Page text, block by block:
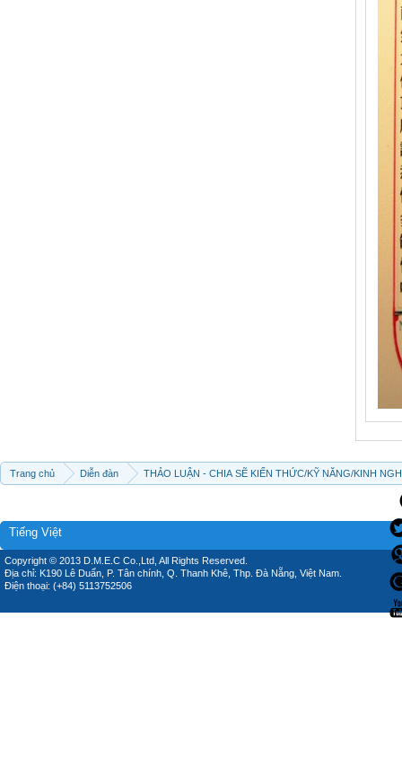
Trang chủ Diễn đàn THẢO LUẬN - CHIA SẼ KIẾN THỨC/KỸ NĂNG/KINH
Tiếng Việt
Copyright © 2013 D.M.E.C Co.,Ltd, All Rights Reserved.
Địa chỉ: K190 Lê Duẩn, P. Tân chính, Q. Thanh Khê, Thp. Đà Nẵng, Việt Nam.
Điện thoại: (+84) 5113752506